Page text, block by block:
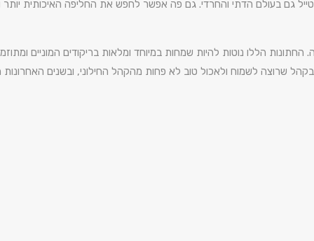
גם בעולם הדתי והחרדי. גם פה אפשר לחפש את החליפה האיכותית
הללו נוטות להיות שמחות במיוחד ומלאות בריקודים המוניים
שרוצה לשמוח ולאכול טוב לא פחות מהקהל החילוני, ובשנים האחרונות